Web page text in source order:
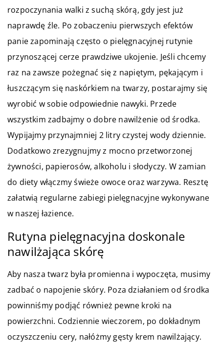
rozpoczynania walki z suchą skórą, gdy jest już
naprawdę źle. Po zobaczeniu pierwszych efektów
panie zapominają często o pielęgnacyjnej rutynie
przynoszącej cerze prawdziwe ukojenie. Jeśli chcemy
raz na zawsze pożegnać się z napiętym, pękającym i
łuszczącym się naskórkiem na twarzy, postarajmy się
wyrobić w sobie odpowiednie nawyki. Przede
wszystkim zadbajmy o dobre nawilżenie od środka.
Wypijajmy przynajmniej 2 litry czystej wody dziennie.
Dodatkowo zrezygnujmy z mocno przetworzonej
żywności, papierosów, alkoholu i słodyczy. W zamian
do diety włączmy świeże owoce oraz warzywa. Resztę
załatwią regularne zabiegi pielęgnacyjne wykonywane
w naszej łazience.
Rutyna pielęgnacyjna doskonale
nawilżająca skórę
Aby nasza twarz była promienna i wypoczęta, musimy
zadbać o napojenie skóry. Poza działaniem od środka
powinniśmy podjąć również pewne kroki na
powierzchni. Codziennie wieczorem, po dokładnym
oczyszczeniu cery, nałóżmy gęsty krem nawilżający.